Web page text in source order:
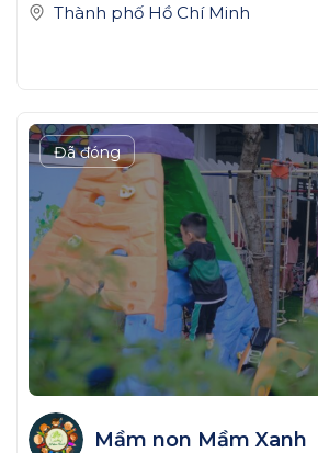
Thành phố Hồ Chí Minh
Đã đóng
Mầm non Mầm Xanh